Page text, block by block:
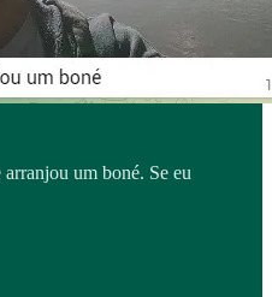
um boné. Se eu